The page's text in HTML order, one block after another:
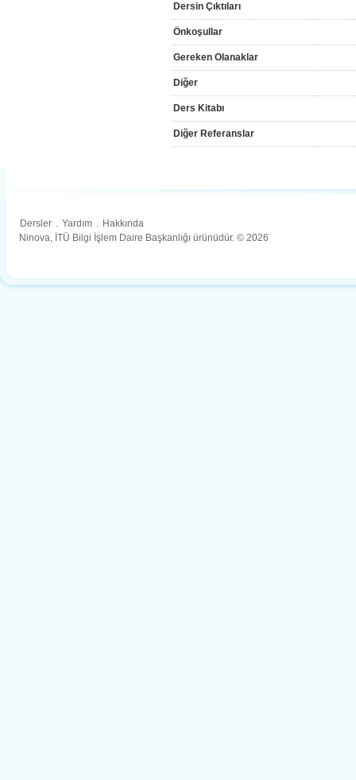
Dersin Çıktıları
Önkoşullar
Gereken Olanaklar
Diğer
Ders Kitabı
Diğer Referanslar
Dersler . Yardım . Hakkında
Ninova, İTÜ Bilgi İşlem Daire Başkanlığı ürünüdür. © 2026